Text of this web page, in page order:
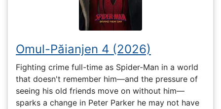
Omul-Păianjen 4 (2026)
Fighting crime full-time as Spider-Man in a world
that doesn't remember him—and the pressure of
seeing his old friends move on without him—
sparks a change in Peter Parker he may not have